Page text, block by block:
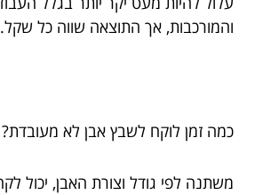
והמורכבות, אך התוצאה שווה כל שקל.
כמה זמן לוקח לשבץ אבן לא מעובדת?
משתנה לפי גודל וצורת האבן, יכול